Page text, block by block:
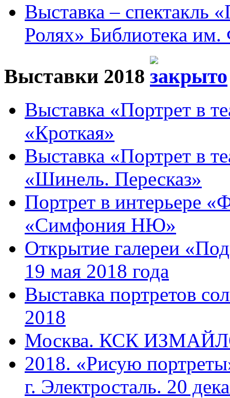
Выставка – спектакль
Ролях» Библиотека
Выставки 2018
Выставка «Портрет в
«Кроткая»
Выставка «Портрет в
«Шинель. Пересказ»
Портрет в интерьере
«Симфония НЮ»
Открытие галереи
19 мая 2018 года
Выставка портретов
2018
Москва. КСК
2018. «Рисую
г. Электросталь. 20